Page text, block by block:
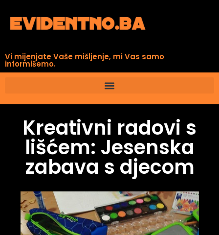
Vi mijenjate Vaše mišljenje, mi Vas samo
informišemo.
Kreativni radovi s
lišćem: Jesenska
zabava s djecom